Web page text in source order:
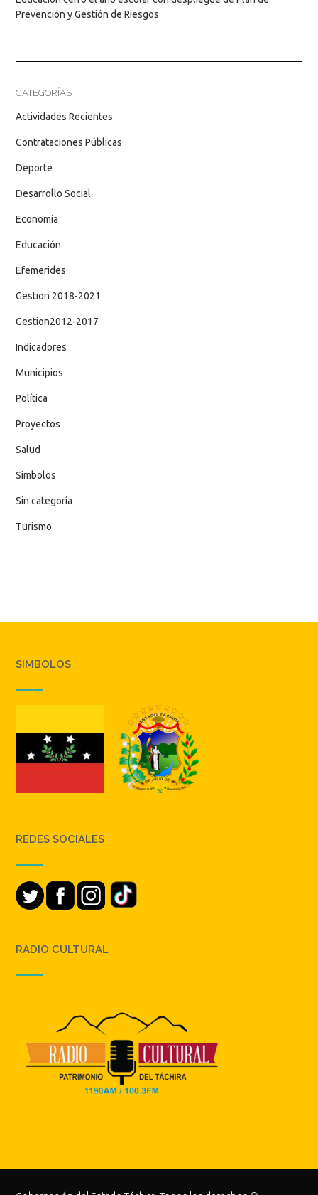
Prevención y Gestión de Riesgos
CATEGORÍAS
Actividades Recientes
Contrataciones Públicas
Deporte
Desarrollo Social
Economía
Educación
Efemerides
Gestion 2018-2021
Gestion2012-2017
Indicadores
Municipios
Política
Proyectos
Salud
Simbolos
Sin categoría
Turismo
SIMBOLOS
REDES SOCIALES
RADIO CULTURAL